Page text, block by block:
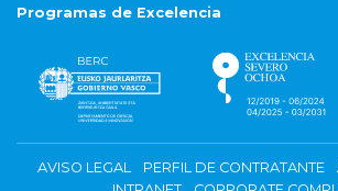
Programas de Excelencia
AVISO LEGAL PERFIL DE CONTRATANTE